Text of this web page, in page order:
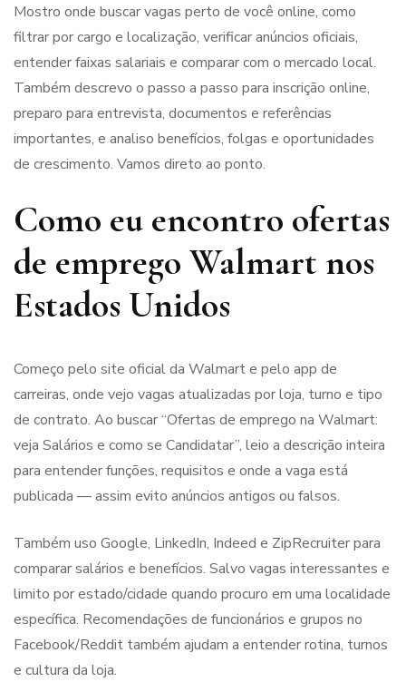
Mostro onde buscar vagas perto de você online, como
filtrar por cargo e localização, verificar anúncios oficiais,
entender faixas salariais e comparar com o mercado local.
Também descrevo o passo a passo para inscrição online,
preparo para entrevista, documentos e referências
importantes, e analiso benefícios, folgas e oportunidades
de crescimento. Vamos direto ao ponto.
Como eu encontro ofertas
de emprego Walmart nos
Estados Unidos
Começo pelo site oficial da Walmart e pelo app de
carreiras, onde vejo vagas atualizadas por loja, turno e tipo
de contrato. Ao buscar “Ofertas de emprego na Walmart:
veja Salários e como se Candidatar”, leio a descrição inteira
para entender funções, requisitos e onde a vaga está
publicada — assim evito anúncios antigos ou falsos.
Também uso Google, LinkedIn, Indeed e ZipRecruiter para
comparar salários e benefícios. Salvo vagas interessantes e
limito por estado/cidade quando procuro em uma localidade
específica. Recomendações de funcionários e grupos no
Facebook/Reddit também ajudam a entender rotina, turnos
e cultura da loja.